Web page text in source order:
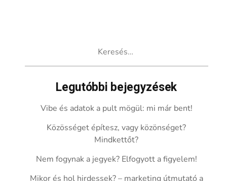
Legutóbbi bejegyzések
Vibe és adatok a pult mögül: mi már bent!
Közösséget építesz, vagy közönséget?
Mindkettőt?
Nem fogynak a jegyek? Elfogyott a figyelem!
Mikor és hol hirdessek? – marketing útmutató a